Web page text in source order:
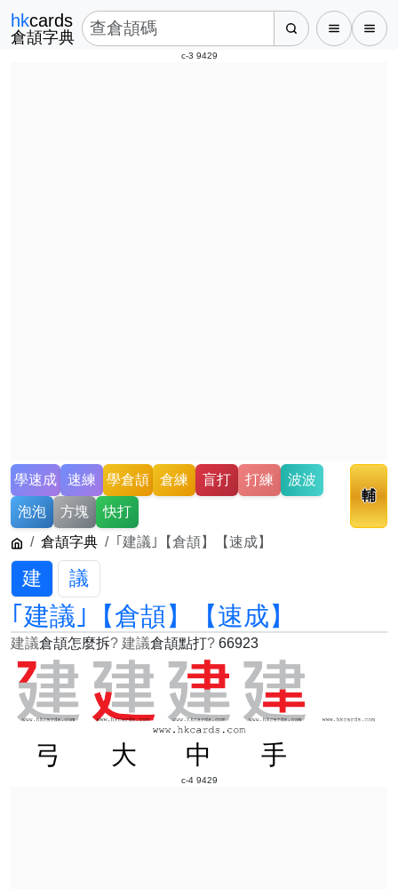
hkcards
倉頡字典
c-3 9429
學速成 速練 學倉頡 倉練 盲打 打練 波波
泡泡 方塊 快打
輔
倉頡字典 ｢建議｣【倉頡】【速成】
建 議
｢建議｣【倉頡】【速成】
建議倉頡怎麼拆? 建議倉頡點打? 66923
弓 大 中 手
c-4 9429